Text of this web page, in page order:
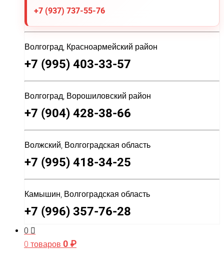
+7 (937) 737-55-76
Волгоград, Красноармейский район
+7 (995) 403-33-57
Волгоград, Ворошиловский район
+7 (904) 428-38-66
Волжский, Волгоградская область
+7 (995) 418-34-25
Камышин, Волгоградская область
+7 (996) 357-76-28
0
0 товаров 0 ₽